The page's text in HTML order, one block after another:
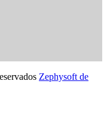
Zephysoft de